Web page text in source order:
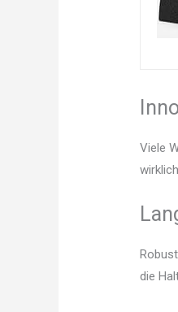
Viele
die